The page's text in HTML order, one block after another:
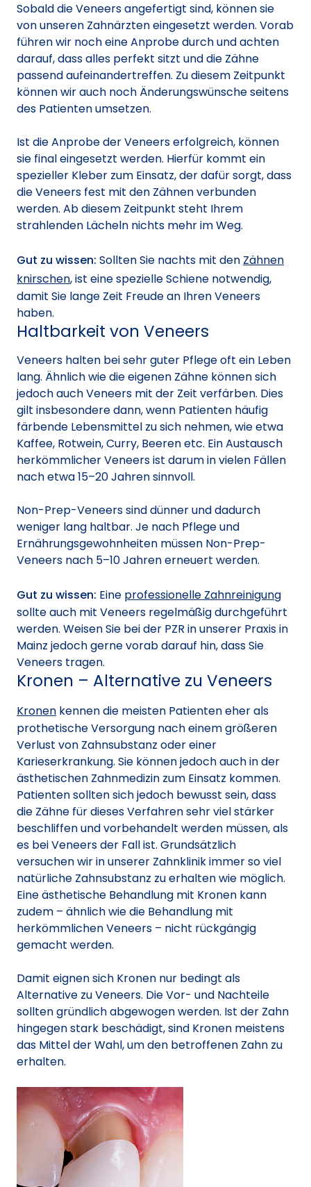
Sobald die Veneers angefertigt sind, können sie
von unseren Zahnärzten eingesetzt werden. Vorab
führen wir noch eine Anprobe durch und achten
darauf, dass alles perfekt sitzt und die Zähne
passend aufeinandertreffen. Zu diesem Zeitpunkt
können wir auch noch Änderungswünsche seitens
des Patienten umsetzen.
Ist die Anprobe der Veneers erfolgreich, können
sie final eingesetzt werden. Hierfür kommt ein
spezieller Kleber zum Einsatz, der dafür sorgt, dass
die Veneers fest mit den Zähnen verbunden
werden. Ab diesem Zeitpunkt steht Ihrem
strahlenden Lächeln nichts mehr im Weg.
Gut zu wissen: Sollten Sie nachts mit den Zähnen
knirschen, ist eine spezielle Schiene notwendig,
damit Sie lange Zeit Freude an Ihren Veneers
haben.
Haltbarkeit von Veneers
Veneers halten bei sehr guter Pflege oft ein Leben
lang. Ähnlich wie die eigenen Zähne können sich
jedoch auch Veneers mit der Zeit verfärben. Dies
gilt insbesondere dann, wenn Patienten häufig
färbende Lebensmittel zu sich nehmen, wie etwa
Kaffee, Rotwein, Curry, Beeren etc. Ein Austausch
herkömmlicher Veneers ist darum in vielen Fällen
nach etwa 15–20 Jahren sinnvoll.
Non-Prep-Veneers sind dünner und dadurch
weniger lang haltbar. Je nach Pflege und
Ernährungsgewohnheiten müssen Non-Prep-
Veneers nach 5–10 Jahren erneuert werden.
Gut zu wissen: Eine professionelle Zahnreinigung
sollte auch mit Veneers regelmäßig durchgeführt
werden. Weisen Sie bei der PZR in unserer Praxis in
Mainz jedoch gerne vorab darauf hin, dass Sie
Veneers tragen.
Kronen – Alternative zu Veneers
Kronen kennen die meisten Patienten eher als
prothetische Versorgung nach einem größeren
Verlust von Zahnsubstanz oder einer
Karieserkrankung. Sie können jedoch auch in der
ästhetischen Zahnmedizin zum Einsatz kommen.
Patienten sollten sich jedoch bewusst sein, dass
die Zähne für dieses Verfahren sehr viel stärker
beschliffen und vorbehandelt werden müssen, als
es bei Veneers der Fall ist. Grundsätzlich
versuchen wir in unserer Zahnklinik immer so viel
natürliche Zahnsubstanz zu erhalten wie möglich.
Eine ästhetische Behandlung mit Kronen kann
zudem – ähnlich wie die Behandlung mit
herkömmlichen Veneers – nicht rückgängig
gemacht werden.
Damit eignen sich Kronen nur bedingt als
Alternative zu Veneers. Die Vor- und Nachteile
sollten gründlich abgewogen werden. Ist der Zahn
hingegen stark beschädigt, sind Kronen meistens
das Mittel der Wahl, um den betroffenen Zahn zu
erhalten.